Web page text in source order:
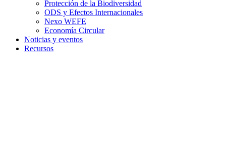
Protección de la Biodiversidad
ODS y Efectos Internacionales
Nexo WEFE
Economía Circular
Noticias y eventos
Recursos